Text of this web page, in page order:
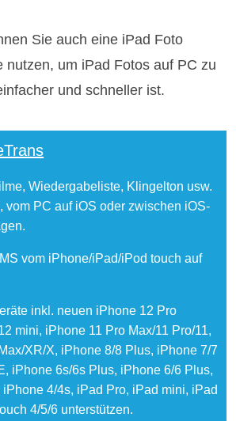
Sie auch eine iPad Foto
nutzen, um iPad Fotos auf PC zu
und schneller ist.
Wiedergabeliste, Klingelton usw.
vom PC auf iOS oder zwischen iOS-
vom iPhone/iPad/iPod touch auf
inkl. neuen iPhone 12 Pro
mini, iPhone 11 Pro Max/11 Pro/11,
XR/X, iPhone 8/8 Plus, iPhone 7/7
iPhone 6s/6s Plus, iPhone 6/6 Plus,
4/4s, iPad Pro, iPad mini, iPad
4/5/6 unterstützen.